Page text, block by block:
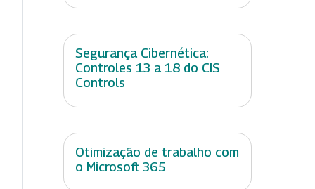
Segurança Cibernética:
Controles 13 a 18 do CIS
Controls
Otimização de trabalho com
o Microsoft 365